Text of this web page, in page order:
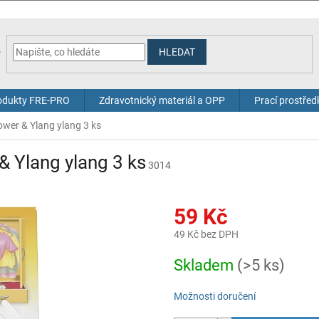
HLEDAT
FRE-PRO Zdravotnický materiál a OPP Prací
& Ylang ylang 3 ks
Ylang ylang 3 ks 3014
59 Kč
49 Kč bez DPH
cena:
Skladem (>5 ks)
Možnosti doručení